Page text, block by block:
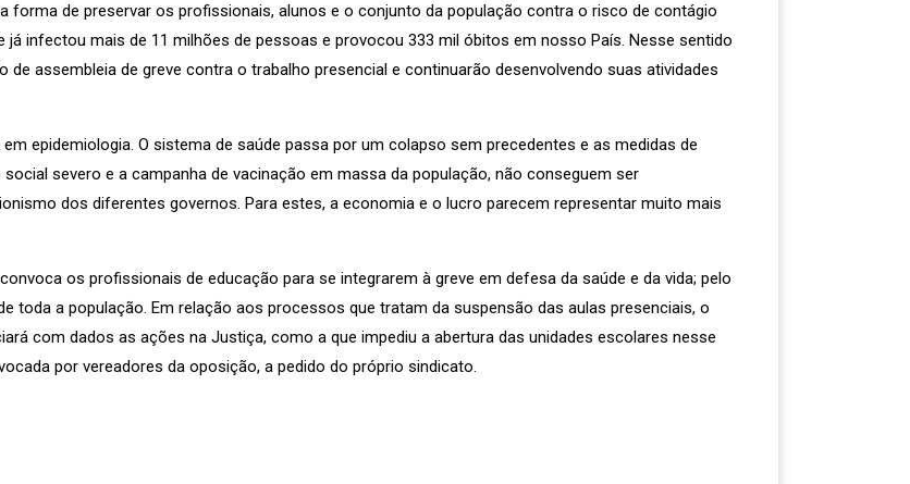
forma de preservar os profissionais, alunos e o conjunto da população contra o risco de contágio
já infectou mais de 11 milhões de pessoas e provocou 333 mil óbitos em nosso País. Nesse sentido
assembleia de greve contra o trabalho presencial e continuarão desenvolvendo suas atividades
epidemiologia. O sistema de saúde passa por um colapso sem precedentes e as medidas de
severo e a campanha de vacinação em massa da população, não conseguem ser
dos diferentes governos. Para estes, a economia e o lucro parecem representar muito mais
os profissionais de educação para se integrarem à greve em defesa da saúde e da vida; pelo
toda a população. Em relação aos processos que tratam da suspensão das aulas presenciais, o
com dados as ações na Justiça, como a que impediu a abertura das unidades escolares nesse
por vereadores da oposição, a pedido do próprio sindicato.